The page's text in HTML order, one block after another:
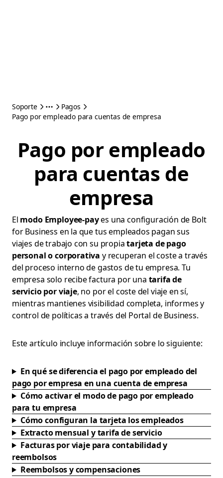
Soporte
Pagos
Pago por empleado para cuentas de empresa
Pago por empleado
para cuentas de
empresa
El modo Employee-payes una configuración de Bolt
for Business en la que tus empleados pagan sus
viajes de trabajo con su propiatarjeta de pago
personal o corporativa y recuperan el coste a través
del proceso interno de gastos de tu empresa. Tu
empresa solo recibe factura por una tarifa de
servicio por viaje, no por el coste del viaje en sí,
mientras mantienes visibilidad completa, informes y
control de políticas a través del Portal de Business.
Este artículo incluye información sobre lo siguiente:
En qué se diferencia el pago por empleado del
pago por empresa en una cuenta de empresa
Cómo activar el modo de pago por empleado
para tu empresa
Cómo configuran la tarjeta los empleados
Extracto mensual y tarifa de servicio
Facturas por viaje para contabilidad y
reembolsos
Reembolsos y compensaciones